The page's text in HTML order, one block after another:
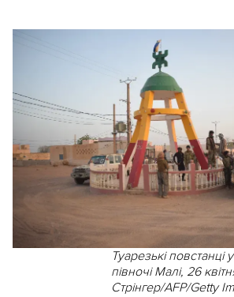
Туарезькі повстанці
півночі Малі, 26
Стрінгер/AFP/Getty